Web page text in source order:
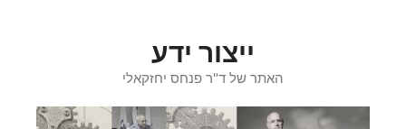
ייצור ידע
האתר של ד"ר פנחס יחזקאלי